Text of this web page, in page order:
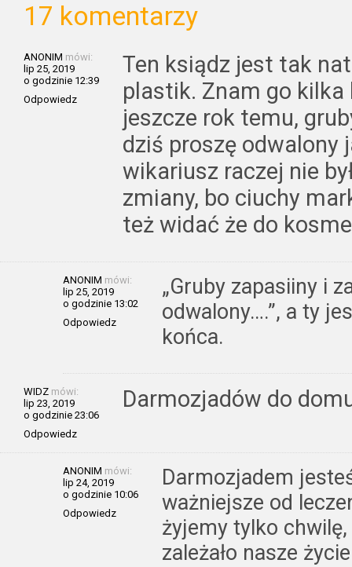
17 komentarzy
ANONIM mówi:
lip 25, 2019
o godzinie 12:39
Odpowiedz
Ten ksiądz jest tak
plastik. Znam go kilka
jeszcze rok temu,
dziś proszę odwalony
wikariusz raczej nie
zmiany, bo ciuchy
też widać że do
ANONIM mówi:
lip 25, 2019
o godzinie 13:02
Odpowiedz
„Gruby zapasiiny i
odwalony….”, a ty
końca.
WIDZ mówi:
lip 23, 2019
o godzinie 23:06
Odpowiedz
Darmozjadów do
ANONIM mówi:
lip 24, 2019
o godzinie 10:06
Odpowiedz
Darmozjadem
ważniejsze od
żyjemy tylko
zależało nasze